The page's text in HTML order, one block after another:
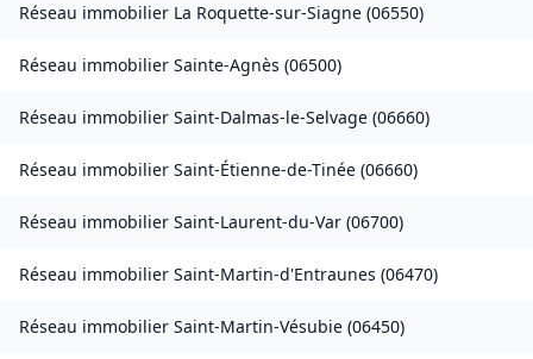
Réseau immobilier La Roquette-sur-Siagne (06550)
Réseau immobilier Sainte-Agnès (06500)
Réseau immobilier Saint-Dalmas-le-Selvage (06660)
Réseau immobilier Saint-Étienne-de-Tinée (06660)
Réseau immobilier Saint-Laurent-du-Var (06700)
Réseau immobilier Saint-Martin-d'Entraunes (06470)
Réseau immobilier Saint-Martin-Vésubie (06450)